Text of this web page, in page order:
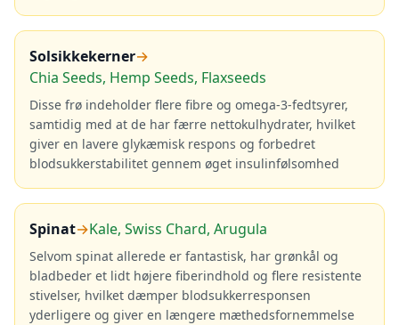
Solsikkekerner→
Chia Seeds, Hemp Seeds, Flaxseeds
Disse frø indeholder flere fibre og omega-3-fedtsyrer,
samtidig med at de har færre nettokulhydrater, hvilket
giver en lavere glykæmisk respons og forbedret
blodsukkerstabilitet gennem øget insulinfølsomhed
Spinat→Kale, Swiss Chard, Arugula
Selvom spinat allerede er fantastisk, har grønkål og
bladbeder et lidt højere fiberindhold og flere resistente
stivelser, hvilket dæmper blodsukkerresponsen
yderligere og giver en længere mæthedsfornemmelse